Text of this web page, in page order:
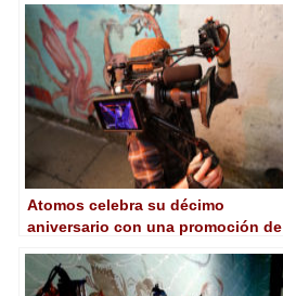
Atomos celebra su décimo
aniversario con una promoción de